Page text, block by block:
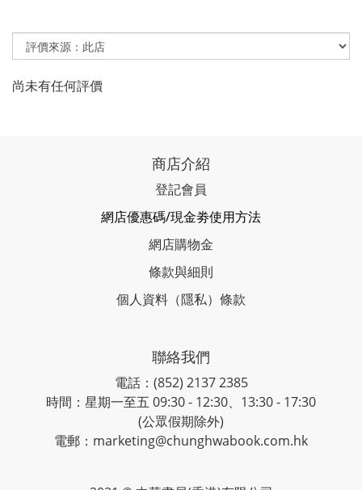
尚未有任何評價
商店介紹
登記會員
網店優惠碼/現金劵使用方法
網店購物金
條款與細則
個人資料（隱私）條款
聯絡我們
電話：(852) 2137 2385
時間：星期一至五 09:30 - 12:30、13:30 - 17:30
(公眾假期除外)
電郵：marketing@chunghwabook.com.hk